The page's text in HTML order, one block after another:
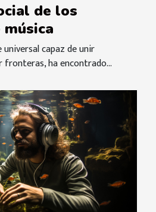
de los
universal capaz de unir
ha encontrado...